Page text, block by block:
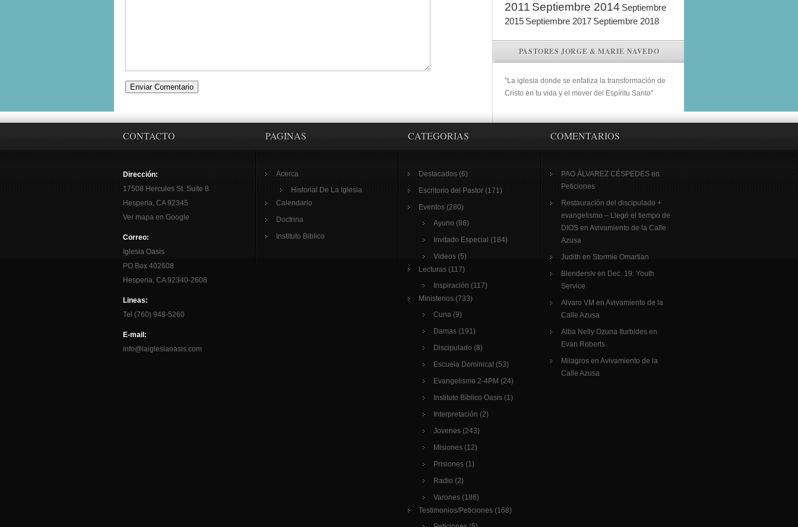
2011 Septiembre 2014 Septiembre
2015 Septiembre 2017 Septiembre 2018
PASTORES JORGE & MARIE NAVEDO
"La iglesia donde se enfatiza la transformación de
Cristo en tu vida y el mover del Espíritu Santo"
CONTACTO
Dirección:
17508 Hercules St. Suite 8
Hesperia, CA 92345
Ver mapa en Google
Correo:
Iglesia Oasis
PO Box 402608
Hesperia, CA 92340-2608
Lineas:
Tel (760) 948-5260
E-mail:
info@laiglesiaoasis.com
PAGINAS
Acerca
Historial De La Iglesia
Calendario
Doctrina
Instituto Biblico
CATEGORIAS
Destacados (6)
Escritorio del Pastor (171)
Eventos (280)
Ayuno (86)
Invitado Especial (184)
Videos (5)
Lecturas (117)
Inspiración (117)
Ministerios (733)
Cuna (9)
Damas (191)
Discipulado (8)
Escuela Dominical (53)
Evangelismo 2-4PM (24)
Instituto Bíblico Oasis (1)
Interpretación (2)
Jovenes (243)
Misiones (12)
Prisiones (1)
Radio (2)
Varones (186)
Testimonios/Peticiones (168)
COMENTARIOS
PAO ÁLVAREZ CÉSPEDES en
Peticiones
Restauración del discipulado +
evangelismo – Llegó el tiempo de
DIOS en Avivamiento de la Calle
Azusa
Judith en Stormie Omartian
Blenderslv en Dec. 19: Youth
Service
Alvaro VM en Avivamiento de la
Calle Azusa
Alba Nelly Ozuna Iturbides en
Evan Roberts
Milagros en Avivamiento de la
Calle Azusa